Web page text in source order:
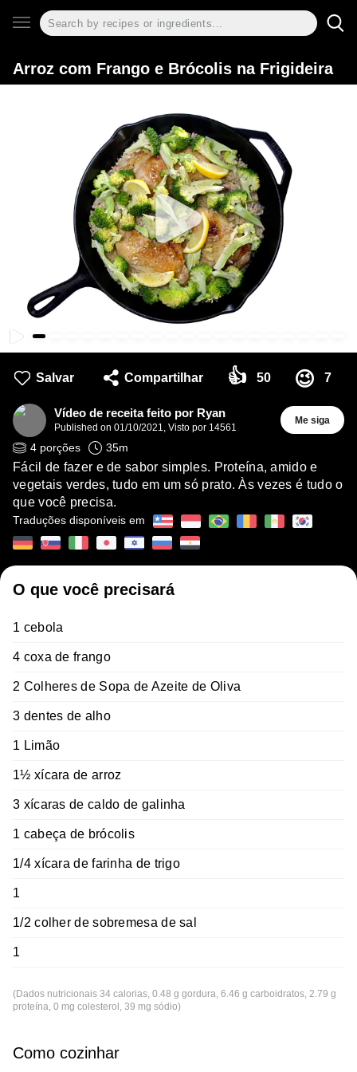
Arroz com Frango e Brócolis na Frigideira
Salvar Compartilhar 👍 50 😉 7
Vídeo de receita feito por Ryan
Published on 01/10/2021, Visto por 14561
Me siga
4 porções 35m
Fácil de fazer e de sabor simples. Proteína, amido e
vegetais verdes, tudo em um só prato. Às vezes é tudo o
que você precisa.
Traduções disponíveis em
O que você precisará
1 cebola
4 coxa de frango
2 Colheres de Sopa de Azeite de Oliva
3 dentes de alho
1 Limão
1½ xícara de arroz
3 xícaras de caldo de galinha
1 cabeça de brócolis
1/4 xícara de farinha de trigo
1
1/2 colher de sobremesa de sal
1
(Dados nutricionais 34 calorias, 0.48 g gordura, 6.46 g carboidratos, 2.79 g
proteína, 0 mg colesterol, 39 mg sódio)
Como cozinhar